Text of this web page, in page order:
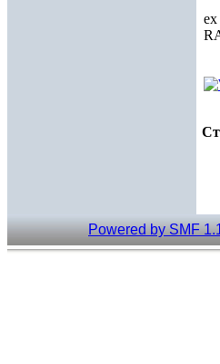
Powered by SMF